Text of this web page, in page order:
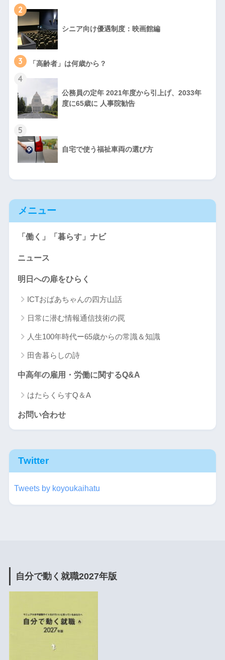
2
シニア向け優遇制度：映画館編
3 「高齢者」は何歳から？
4
公務員の定年 2021年度から引上げ、2033年
度に65歳に 人事院勧告
5
自宅で使う福祉車両の選び方
メニュー
「働く」「暮らす」ナビ
ニュース
明日への扉をひらく
ICTおばあちゃんの四方山話
日常に潜む情報通信技術の罠
人生100年時代ー65歳からの常識＆知識
田舎暮らしの詩
中高年の雇用・労働に関するQ&A
はたらくらすQ＆A
お問い合わせ
Twitter
Tweets by koyoukaihatu
自分で動く就職2027年版